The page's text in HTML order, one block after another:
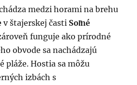
medzi horami na brehu
v štajerskej časti Soľné
funguje ako prírodné
obvode sa nachádzajú
pláže. Hostia sa môžu
izbách s